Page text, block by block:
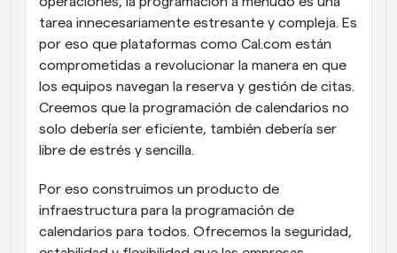
tarea innecesariamente estresante y compleja. Es
por eso que plataformas como Cal.com están
comprometidas a revolucionar la manera en que
los equipos navegan la reserva y gestión de citas.
Creemos que la programación de calendarios no
solo debería ser eficiente, también debería ser
libre de estrés y sencilla.
Por eso construimos un producto de
infraestructura para la programación de
calendarios para todos. Ofrecemos la seguridad,